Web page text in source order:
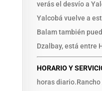
verás el desvío a
Yalcobá vuelve a
Balam también
Dzalbay, está entre
HORARIO Y
horas